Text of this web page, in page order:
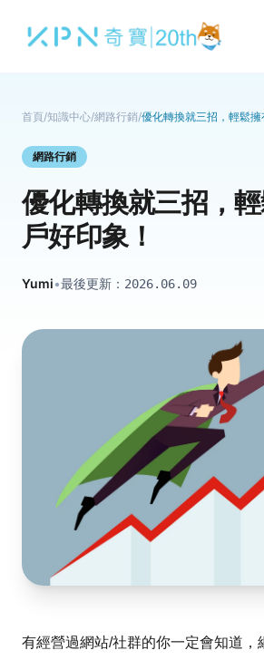
首頁/知識中心/網路行銷/優化轉換就三招，輕鬆擁
網路行銷
優化轉換就三招，
戶好印象！
Yumi•最後更新： 2026.06.09
有經營過網站/社群的你一定會知道，